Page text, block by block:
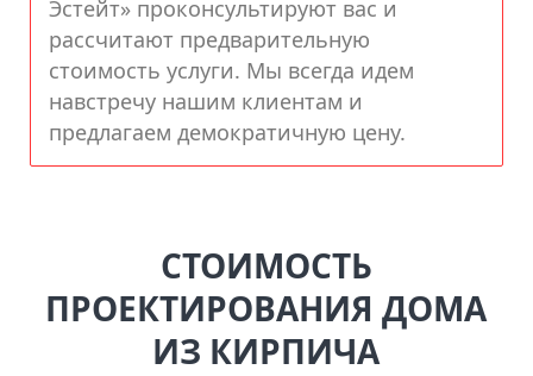
Эстейт» проконсультируют вас и
рассчитают предварительную
стоимость услуги. Мы всегда идем
навстречу нашим клиентам и
предлагаем демократичную цену.
СТОИМОСТЬ
ПРОЕКТИРОВАНИЯ ДОМА
ИЗ КИРПИЧА